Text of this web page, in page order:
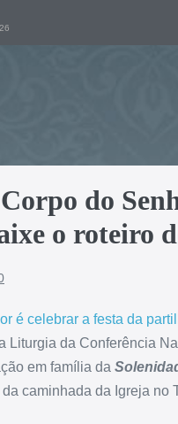
do
o roteiro
Liturgia da Conferência
em família da
caminhada da Igreja no